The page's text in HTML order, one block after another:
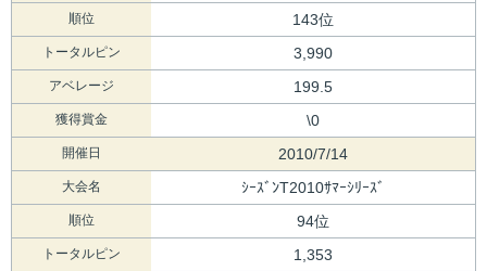
順位 143位
トータルピン 3,990
アベレージ 199.5
獲得賞金 \0
開催日 2010/7/14
大会名 ｼｰｽﾞﾝT2010ｻﾏｰｼﾘｰｽﾞ
順位 94位
トータルピン 1,353